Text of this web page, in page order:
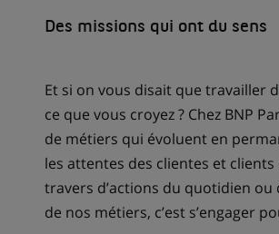
Des missions qui ont du sens
Et si on vous disait que travailler
ce que vous croyez ? Chez BNP
de métiers qui évoluent en
les attentes des clientes et
travers d’actions du quotidien ou
de nos métiers, c’est s’engager